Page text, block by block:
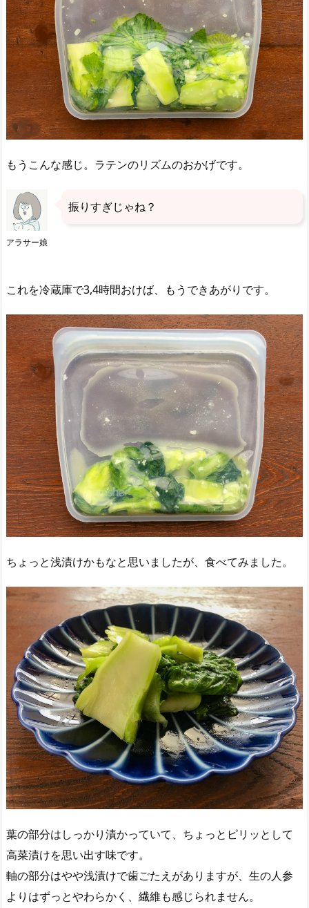
もうこんな感じ。ラテンのリズムのおかげです。
アラサー娘
振りすぎじゃね？
これを冷蔵庫で3,4時間おけば、もうできあがりです。
ちょっと浅漬けかもなと思いましたが、食べてみました。
葉の部分はしっかり漬かっていて、ちょっとピリッとして
高菜漬けを思い出す味です。
軸の部分はやや浅漬けで歯ごたえがありますが、生の人参
よりはずっとやわらかく、繊維も感じられません。